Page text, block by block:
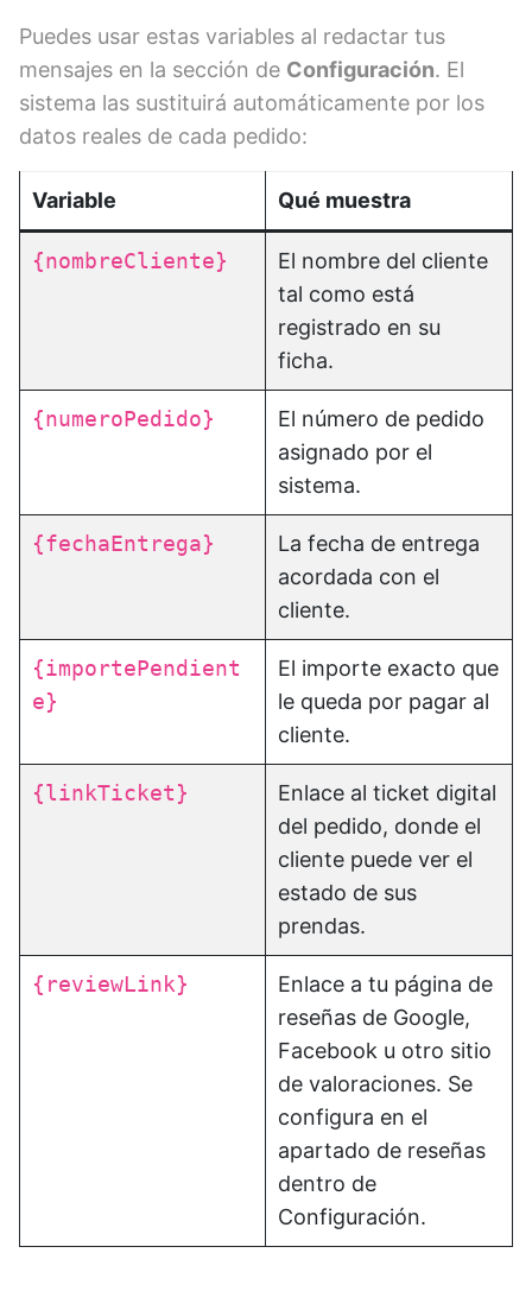
Puedes usar estas variables al redactar tus
mensajes en la sección de Configuración. El
sistema las sustituirá automáticamente por los
datos reales de cada pedido:
Variable Qué muestra
{nombreCliente}
El nombre del cliente
tal como está
registrado en su
ficha.
{numeroPedido}
El número de pedido
asignado por el
sistema.
{fechaEntrega}
La fecha de entrega
acordada con el
cliente.
{importePendient
e}
El importe exacto que
le queda por pagar al
cliente.
{linkTicket}
Enlace al ticket digital
del pedido, donde el
cliente puede ver el
estado de sus
prendas.
{reviewLink}
Enlace a tu página de
reseñas de Google,
Facebook u otro sitio
de valoraciones. Se
configura en el
apartado de reseñas
dentro de
Configuración.